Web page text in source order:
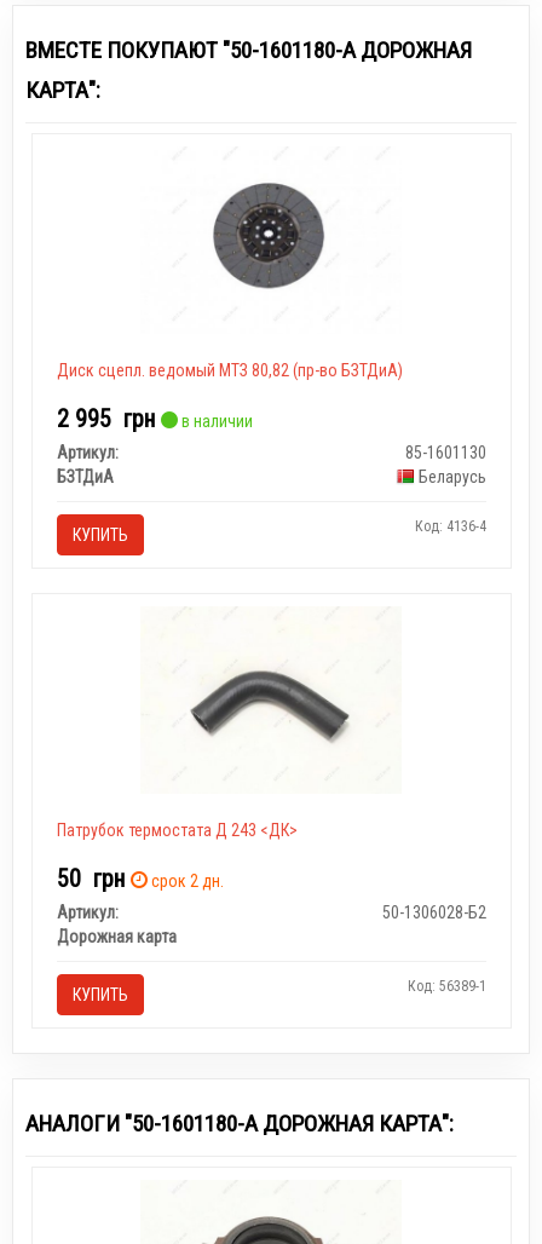
ВМЕСТЕ ПОКУПАЮТ "50-1601180-А ДОРОЖНАЯ
КАРТА":
Диск сцепл. ведомый МТЗ 80,82 (пр-во БЗТДиА)
2 995 грн
в наличии
Артикул:
85-1601130
БЗТДиА
Беларусь
КУПИТЬ Код: 4136-4
Патрубок термостата Д 243 <ДК>
50 грн
срок 2 дн.
Артикул:
50-1306028-Б2
Дорожная карта
КУПИТЬ Код: 56389-1
АНАЛОГИ "50-1601180-А ДОРОЖНАЯ КАРТА":